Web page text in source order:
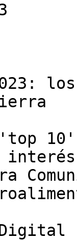
'top
Digital